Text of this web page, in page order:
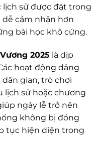
lịch sử được đặt trong
cảm nhận hơn
bài học khô cứng.
2025 là dịp
hoạt động dâng
gian, trò chơi
sử hoặc chương
ngày lễ trở nên
không bị đóng
tục hiện diện trong